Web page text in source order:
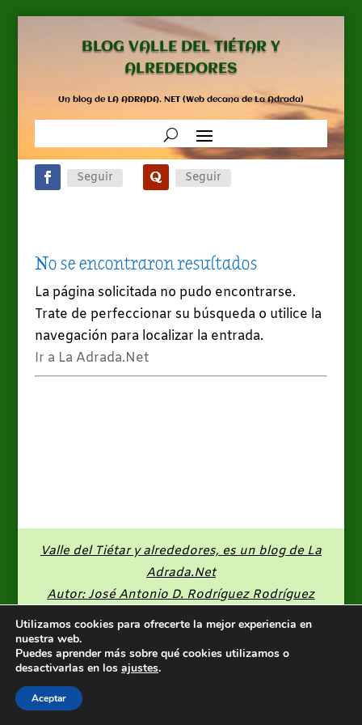
BLOG VALLE DEL TIÉTAR Y
ALREDEDORES
Un blog de LA ADRADA. NET (Web decana de La Adrada)
Seguir Seguir
No se encontraron resultados
La página solicitada no pudo encontrarse.
Trate de perfeccionar su búsqueda o utilice la
navegación para localizar la entrada.
Ir a La Adrada.Net
Valle del Tiétar y alrededores, es un blog de La
Adrada.Net
Autor: José Antonio D. Rodríguez Rodríguez
Utilizamos cookies para ofrecerte la mejor experiencia en
nuestra web.
Puedes aprender más sobre qué cookies utilizamos o
desactivarlas en los ajustes.
Aceptar